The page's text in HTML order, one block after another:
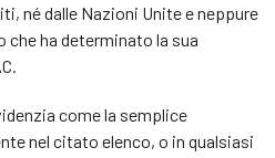
né dalle Nazioni Unite e neppure
che ha determinato la sua
come la semplice
nel citato elenco, o in qualsiasi